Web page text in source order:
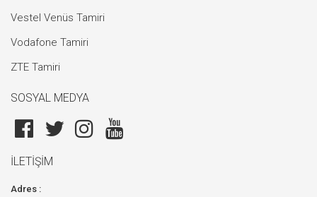
Vestel Venüs Tamiri
Vodafone Tamiri
ZTE Tamiri
SOSYAL MEDYA
İLETİŞİM
Adres :